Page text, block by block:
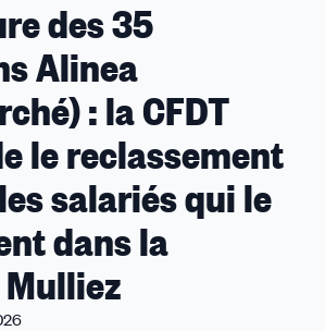
des
35
magasins
Alinea
(Néomarché)
CFDT
demande
le
reclassement
des 35
Alinea
: la CFDT
le reclassement
salariés qui le
dans la